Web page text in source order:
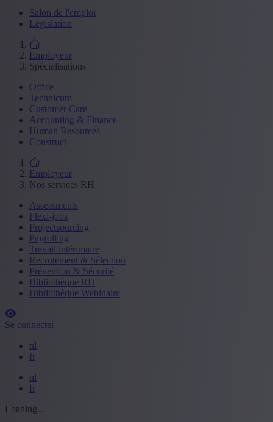
Salon de l'emploi
Législation
Employeur
Spécialisations
Office
Technicum
Customer Care
Accounting & Finance
Human Resources
Construct
Employeur
Nos services RH
Assessments
Flexi-jobs
Projectsourcing
Payrolling
Travail intérimaire
Recrutement & Sélection
Prévention & Sécurité
Bibliothèque RH
Bibliothèque Webinaire
Se connecter
nl
fr
nl
fr
Loading...